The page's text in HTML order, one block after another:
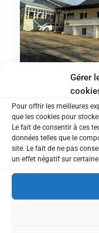
Gérer
Pour offrir les meilleures
que les cookies pour
Le fait de consentir à ces
données telles que le
site. Le fait de ne pas
un effet négatif sur
Previous
VENDU —
Liquidation de
sont à voir sur
Province
de